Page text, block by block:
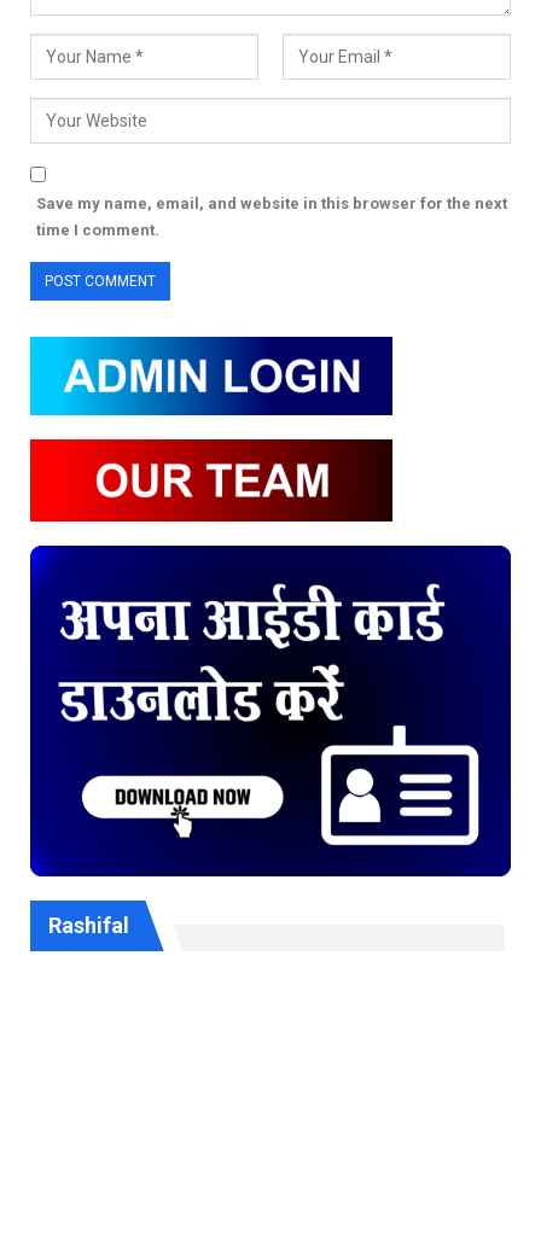
Save my name, email, and website in this browser for the next
time I comment.
Rashifal